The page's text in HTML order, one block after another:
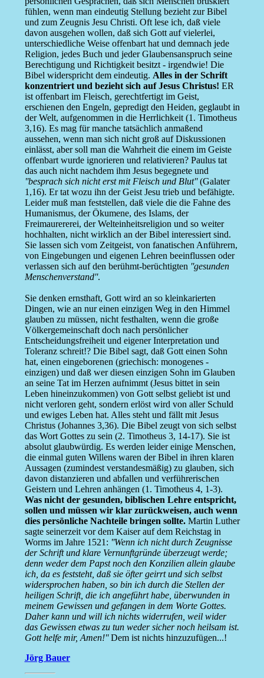
fühlen, wenn man eindeutig Stellung bezieht zur Bibel
und zum Zeugnis Jesu Christi. Oft lese ich, daß viele
davon ausgehen wollen, daß sich Gott auf vielerlei,
unterschiedliche Weise offenbart hat und demnach jede
Religion, jedes Buch und jeder Glaubensanspruch seine
Berechtigung und Richtigkeit besitzt - irgendwie! Die
Bibel widerspricht dem eindeutig. Alles in der Schrift
konzentriert und bezieht sich auf Jesus Christus! ER
ist offenbart im Fleisch, gerechtfertigt im Geist,
erschienen den Engeln, gepredigt den Heiden, geglaubt in
der Welt, aufgenommen in die Herrlichkeit (1. Timotheus
3,16). Es mag für manche tatsächlich anmaßend
aussehen, wenn man sich nicht groß auf Diskussionen
einlässt, aber soll man die Wahrheit die einem im Geiste
offenbart wurde ignorieren und relativieren? Paulus tat
das auch nicht nachdem ihm Jesus begegnete und
''besprach sich nicht erst mit Fleisch und Blut''(Galater
1,16). Er tat wozu ihn der Geist Jesu trieb und befähigte.
Leider muß man feststellen, daß viele die die Fahne des
Humanismus, der Ökumene, des Islams, der
Freimaurererei, der Welteinheitsreligion und so weiter
hochhalten, nicht wirklich an der Bibel interessiert sind.
Sie lassen sich vom Zeitgeist, von fanatischen Anführern,
von Eingebungen und eigenen Lehren beeinflussen oder
verlassen sich auf den berühmt-berüchtigten ''gesunden
Menschenverstand''.
Sie denken ernsthaft, Gott wird an so kleinkarierten
Dingen, wie an nur einen einzigen Weg in den Himmel
glauben zu müssen, nicht festhalten, wenn die große
Völkergemeinschaft doch nach persönlicher
Entscheidungsfreiheit und eigener Interpretation und
Toleranz schreit!? Die Bibel sagt, daß Gott einen Sohn
hat, einen eingeborenen (griechisch: monogenes -
einzigen) und daß wer diesen einzigen Sohn im Glauben
an seine Tat im Herzen aufnimmt (Jesus bittet in sein
Leben hineinzukommen) von Gott selbst geliebt ist und
nicht verloren geht, sondern erlöst wird von aller Schuld
und ewiges Leben hat. Alles steht und fällt mit Jesus
Christus (Johannes 3,36). Die Bibel zeugt von sich selbst
das Wort Gottes zu sein (2. Timotheus 3, 14-17). Sie ist
absolut glaubwürdig. Es werden leider einige Menschen,
die einmal guten Willens waren der Bibel in ihren klaren
Aussagen (zumindest verstandesmäßig) zu glauben, sich
davon distanzieren und abfallen und verführerischen
Geistern und Lehren anhängen (1. Timotheus 4, 1-3).
Was nicht der gesunden, biblischen Lehre entspricht,
sollen und müssen wir klar zurückweisen, auch wenn
dies persönliche Nachteile bringen sollte.Martin Luther
sagte seinerzeit vor dem Kaiser auf dem Reichstag in
Worms im Jahre 1521: ''Wenn ich nicht durch Zeugnisse
der Schrift und klare Vernunftgründe überzeugt werde;
denn weder dem Papst noch den Konzilien allein glaube
ich, da es feststeht, daß sie öfter geirrt und sich selbst
widersprochen haben, so bin ich durch die Stellen der
heiligen Schrift, die ich angeführt habe, überwunden in
meinem Gewissen und gefangen in dem Worte Gottes.
Daher kann und will ich nichts widerrufen, weil wider
das Gewissen etwas zu tun weder sicher noch heilsam ist.
Gott helfe mir, Amen!''Dem ist nichts hinzuzufügen...!
Jörg Bauer